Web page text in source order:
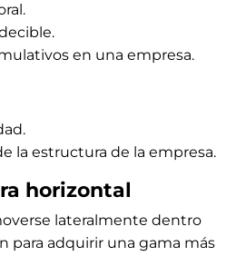
en una empresa.
la estructura de la empresa.
horizontal
lateralmente dentro
para adquirir una gama más